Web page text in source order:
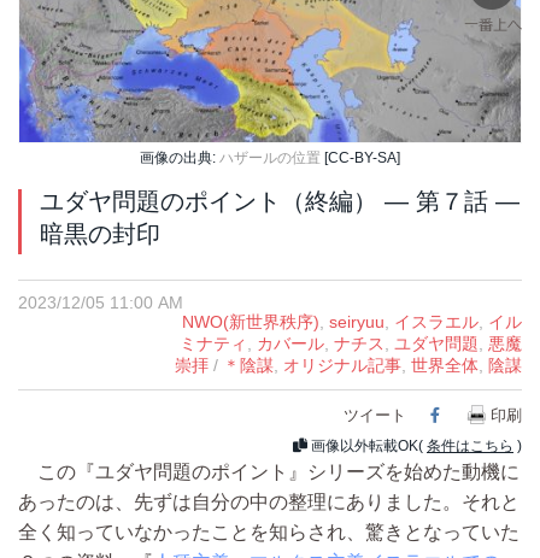
画像の出典: ハザールの位置 [CC-BY-SA]
ユダヤ問題のポイント（終編） ― 第７話 ―
暗黒の封印
2023/12/05 11:00 AM
NWO(新世界秩序) seiryuu イスラエル イル
ミナティ
カバール ナチス ユダヤ問題
悪魔
崇拝 / ＊陰謀 オリジナル記事 世界全体 陰謀
ツイート
Facebook
印刷
画像以外転載OK( 条件はこちら )
この『ユダヤ問題のポイント』シリーズを始めた動機に
あったのは、先ずは自分の中の整理にありました。それと
全く知っていなかったことを知らされ、驚きとなっていた